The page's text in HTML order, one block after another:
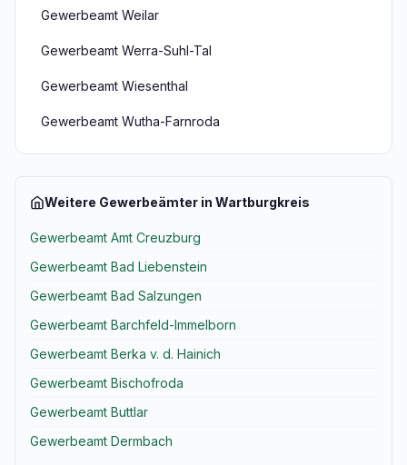
Gewerbeamt Weilar
Gewerbeamt Werra-Suhl-Tal
Gewerbeamt Wiesenthal
Gewerbeamt Wutha-Farnroda
Weitere Gewerbeämter in Wartburgkreis
Gewerbeamt Amt Creuzburg
Gewerbeamt Bad Liebenstein
Gewerbeamt Bad Salzungen
Gewerbeamt Barchfeld-Immelborn
Gewerbeamt Berka v. d. Hainich
Gewerbeamt Bischofroda
Gewerbeamt Buttlar
Gewerbeamt Dermbach